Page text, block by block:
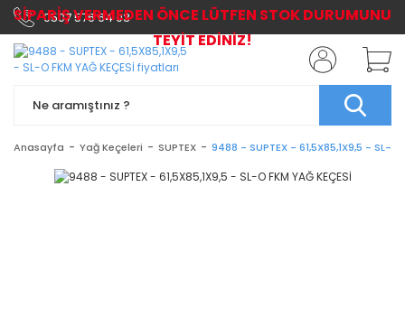
0507 576 64 03
Anasayfa Yağ Keçeleri SUPTEX 9488 - SUPTEX - 61,5X85,1X9,5 - SL-O
SİPARİŞ VERMEDEN ÖNCE LÜTFEN STOK DURUMUNU
TEYİT EDİNİZ!